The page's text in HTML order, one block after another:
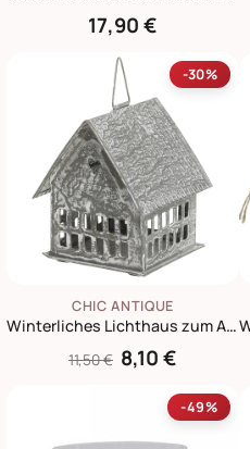
17,90 €
-30%
CHIC ANTIQUE
Winterliches Lichthaus zum Aufhängen
11,50 € 8,10 €
-49%